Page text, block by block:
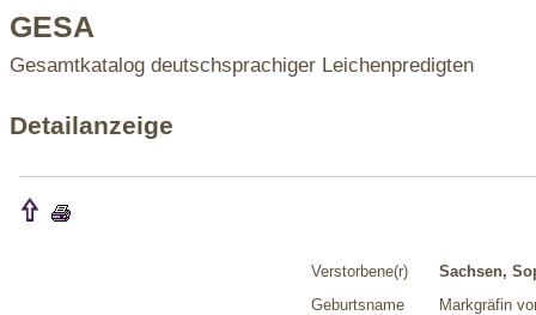
GESA
Gesamtkatalog deutschsprachiger Leichenpredigten
Detailanzeige
Verstorbene(r)
Sachsen,
Geburtsname
Markgräfin